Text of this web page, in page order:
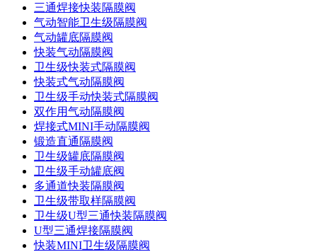
三通焊接快装隔膜阀
气动智能卫生级隔膜阀
气动罐底隔膜阀
快装气动隔膜阀
卫生级快装式隔膜阀
快装式气动隔膜阀
卫生级手动快装式隔膜阀
双作用气动隔膜阀
焊接式MINI手动隔膜阀
锻造直通隔膜阀
卫生级罐底隔膜阀
卫生级手动罐底阀
多通道快装隔膜阀
卫生级带取样隔膜阀
卫生级U型三通快装隔膜阀
U型三通焊接隔膜阀
快装MINI卫生级隔膜阀